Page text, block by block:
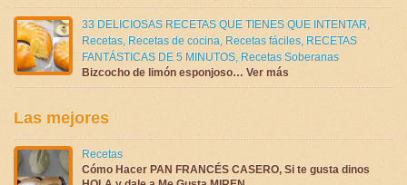
33 DELICIOSAS RECETAS QUE TIENES QUE INTENTAR,
Recetas, Recetas de cocina, Recetas fáciles, RECETAS
FANTÁSTICAS DE 5 MINUTOS, Recetas Soberanas
Bizcocho de limón esponjoso… Ver más
Las mejores
Recetas
Cómo Hacer PAN FRANCÉS CASERO, Si te gusta dinos